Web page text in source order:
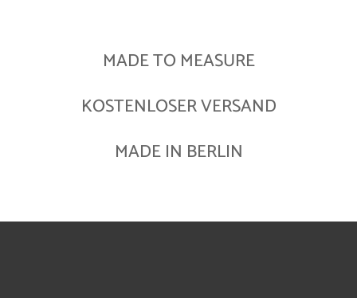
MADE TO MEASURE
KOSTENLOSER VERSAND
MADE IN BERLIN